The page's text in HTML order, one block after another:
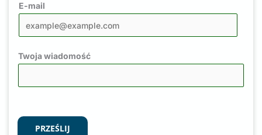
E-mail
Twoja wiadomość
PRZEŚLIJ